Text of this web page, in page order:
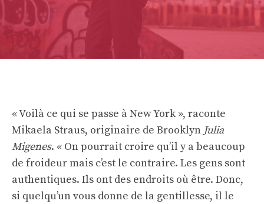
« Voilà ce qui se passe à New York », raconte
Mikaela Straus, originaire de Brooklyn Julia
Migenes. « On pourrait croire qu’il y a beaucoup
de froideur mais c’est le contraire. Les gens sont
authentiques. Ils ont des endroits où être. Donc,
si quelqu’un vous donne de la gentillesse, il le